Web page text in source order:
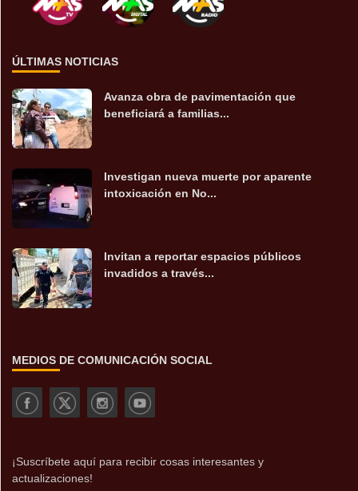
ÚLTIMAS NOTICIAS
Avanza obra de pavimentación que
beneficiará a familias...
Investigan nueva muerte por aparente
intoxicación en No...
Invitan a reportar espacios públicos
invadidos a través...
MEDIOS DE COMUNICACIÓN SOCIAL
¡Suscríbete aquí para recibir cosas interesantes y
actualizaciones!